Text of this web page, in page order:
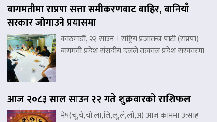
बागमतीमा राप्रपा सत्ता समीकरणबाट बाहिर, बानियाँ
सरकार जोगाउने प्रयासमा
काठमाडौं, २२ साउन । राष्ट्रिय प्रजातन्त्र पार्टी (राप्रपा)
बागमती प्रदेश संसदीय दलले तत्काल प्रदेश सरकारमा
आज २०८३ साल साउन २२ गते शुक्रवारको राशिफल
मेष(चू,चे,चो,ला,लि,लू,ले,लो,अ) आज काममा उत्साह